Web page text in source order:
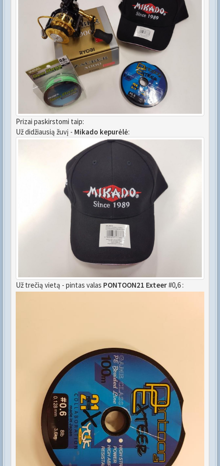
Prizai paskirstomi taip:
Už didžiausią žuvį - Mikado kepurėlė:
Už trečią vietą - pintas valas PONTOON21 Exteer#0,6 :